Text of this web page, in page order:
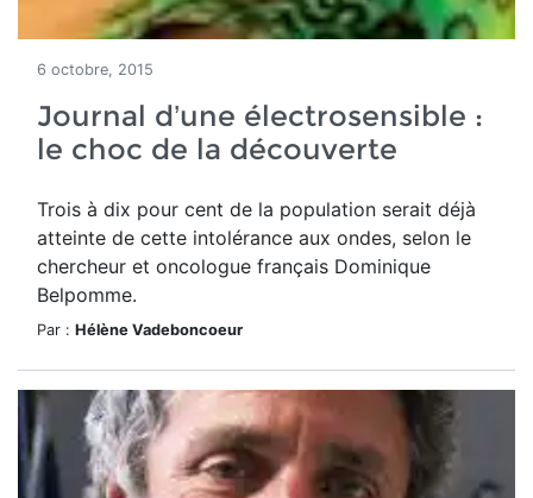
6 octobre, 2015
Journal d’une électrosensible :
le choc de la découverte
Trois à dix pour cent de la population serait déjà
atteinte de cette intolérance aux ondes, selon le
chercheur et oncologue français Dominique
Belpomme.
Par : Hélène Vadeboncoeur